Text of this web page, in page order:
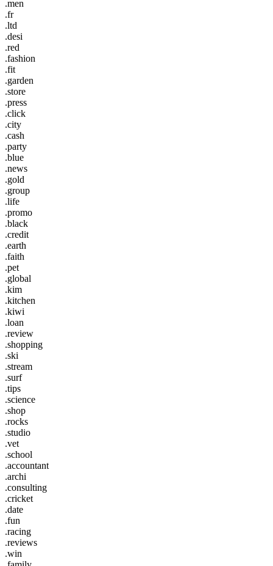
.men
.fr
.ltd
.desi
.red
.fashion
.fit
.garden
.store
.press
.click
.city
.cash
.party
.blue
.news
.gold
.group
.life
.promo
.black
.credit
.earth
.faith
.pet
.global
.kim
.kitchen
.kiwi
.loan
.review
.shopping
.ski
.stream
.surf
.tips
.science
.shop
.rocks
.studio
.vet
.school
.accountant
.archi
.consulting
.cricket
.date
.fun
.racing
.reviews
.win